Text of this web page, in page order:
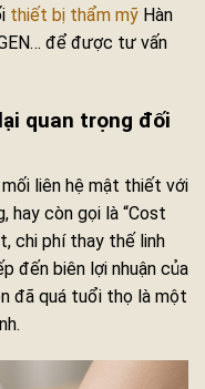
thiết bị thẩm mỹ Hàn
để được tư vấn
quan trọng đối
liên hệ mật thiết với
hay còn gọi là “Cost
chi phí thay thế linh
đến biên lợi nhuận của
đã quá tuổi thọ là một